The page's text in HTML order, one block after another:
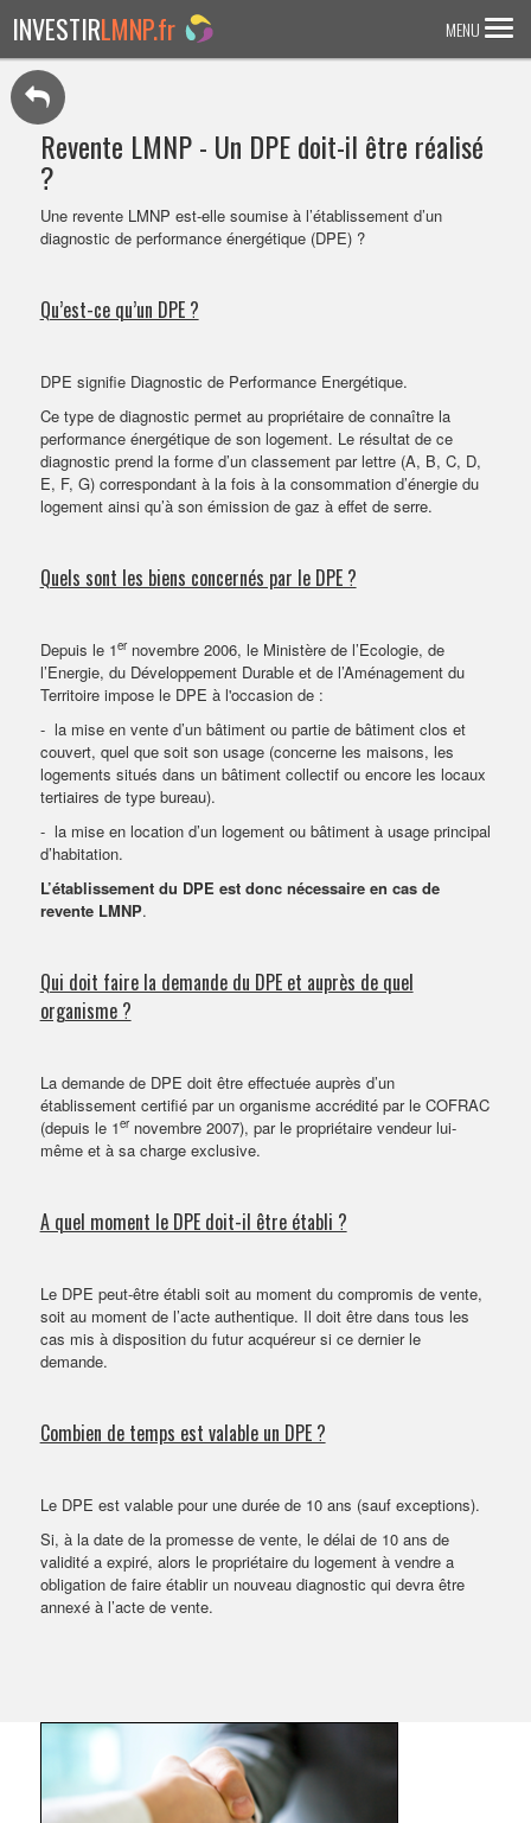
MENU
INVESTIRLMNP.fr
ACCUEIL
Investir en :
LMNP ANCIEN
RESIDENCE ETUDIANTE
RESIDENCE AFFAIRE/TOURISME
ACTUALITES
FAQ
Revente LMNP - Un DPE doit-il être réalisé
?
Une revente LMNP est-elle soumise à l’établissement d’un
diagnostic de performance énergétique (DPE) ?
Qu’est-ce qu’un DPE ?
DPE signifie Diagnostic de Performance Energétique.
Ce type de diagnostic permet au propriétaire de connaître la
performance énergétique de son logement. Le résultat de ce
diagnostic prend la forme d’un classement par lettre (A, B, C, D,
E, F, G) correspondant à la fois à la consommation d’énergie du
logement ainsi qu’à son émission de gaz à effet de serre.
Quels sont les biens concernés par le DPE ?
Depuis le 1ernovembre 2006, le Ministère de l’Ecologie, de
l’Energie, du Développement Durable et de l’Aménagement du
Territoire impose le DPE à l'occasion de :
- la mise en vente d’un bâtiment ou partie de bâtiment clos et
couvert, quel que soit son usage (concerne les maisons, les
logements situés dans un bâtiment collectif ou encore les locaux
tertiaires de type bureau).
- la mise en location d’un logement ou bâtiment à usage principal
d’habitation.
L’établissement du DPE est donc nécessaire en cas de
revente LMNP.
Qui doit faire la demande du DPE et auprès de quel
organisme ?
La demande de DPE doit être effectuée auprès d’un
établissement certifié par un organisme accrédité par le COFRAC
(depuis le 1ernovembre 2007), par le propriétaire vendeur lui-
même et à sa charge exclusive.
A quel moment le DPE doit-il être établi ?
Le DPE peut-être établi soit au moment du compromis de vente,
soit au moment de l’acte authentique. Il doit être dans tous les
cas mis à disposition du futur acquéreur si ce dernier le
demande.
Combien de temps est valable un DPE ?
Le DPE est valable pour une durée de 10 ans (sauf exceptions).
Si, à la date de la promesse de vente, le délai de 10 ans de
validité a expiré, alors le propriétaire du logement à vendre a
obligation de faire établir un nouveau diagnostic qui devra être
annexé à l’acte de vente.